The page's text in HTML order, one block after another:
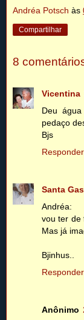
Andréa Potsch às
Compartilhar
8
Vicentina
Deu
pedaço
Bjs
Responder
Santa
Andréa:
vou ter de
Mas já
Bjinhus..
Responder
Anônimo